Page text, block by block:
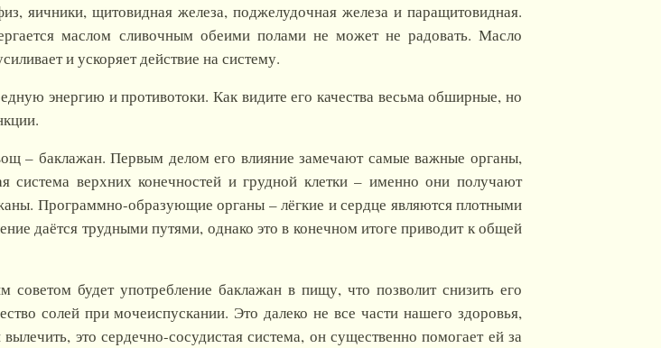
яичники, щитовидная железа, поджелудочная железа и паращитовидная.
маслом сливочным обеими полами не может не радовать. Масло
и ускоряет действие на систему.
энергию и противотоки. Как видите его качества весьма обширные, но
– баклажан. Первым делом его влияние замечают самые важные органы,
система верхних конечностей и грудной клетки – именно они получают
Программно-образующие органы – лёгкие и сердце являются плотными
даётся трудными путями, однако это в конечном итоге приводит к общей
будет употребление баклажан в пищу, что позволит снизить его
солей при мочеиспускании. Это далеко не все части нашего здоровья,
это сердечно-сосудистая система, он существенно помогает ей за